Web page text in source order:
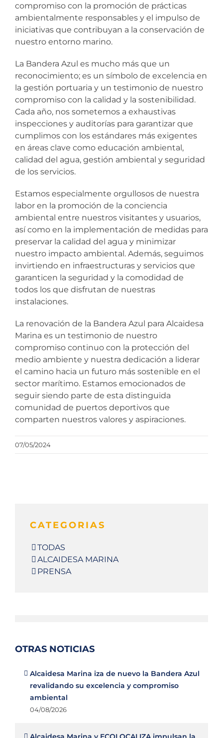
compromiso con la promoción de prácticas
ambientalmente responsables y el impulso de
iniciativas que contribuyan a la conservación de
nuestro entorno marino.
La Bandera Azul es mucho más que un
reconocimiento; es un símbolo de excelencia en
la gestión portuaria y un testimonio de nuestro
compromiso con la calidad y la sostenibilidad.
Cada año, nos sometemos a exhaustivas
inspecciones y auditorías para garantizar que
cumplimos con los estándares más exigentes
en áreas clave como educación ambiental,
calidad del agua, gestión ambiental y seguridad
de los servicios.
Estamos especialmente orgullosos de nuestra
labor en la promoción de la conciencia
ambiental entre nuestros visitantes y usuarios,
así como en la implementación de medidas para
preservar la calidad del agua y minimizar
nuestro impacto ambiental. Además, seguimos
invirtiendo en infraestructuras y servicios que
garanticen la seguridad y la comodidad de
todos los que disfrutan de nuestras
instalaciones.
La renovación de la Bandera Azul para Alcaidesa
Marina es un testimonio de nuestro
compromiso continuo con la protección del
medio ambiente y nuestra dedicación a liderar
el camino hacia un futuro más sostenible en el
sector marítimo. Estamos emocionados de
seguir siendo parte de esta distinguida
comunidad de puertos deportivos que
comparten nuestros valores y aspiraciones.
07/05/2024
CATEGORIAS
TODAS
ALCAIDESA MARINA
PRENSA
OTRAS NOTICIAS
Alcaidesa Marina iza de nuevo la Bandera Azul
revalidando su excelencia y compromiso
ambiental
04/08/2026